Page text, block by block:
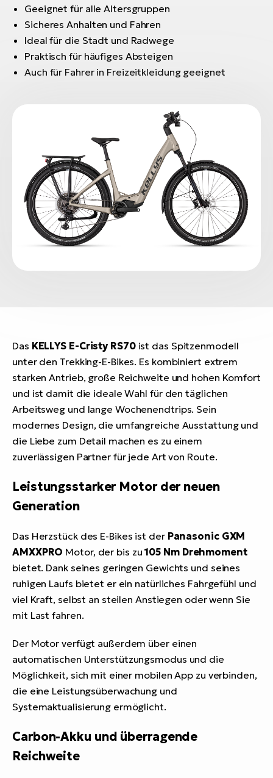
Geeignet für alle Altersgruppen
Sicheres Anhalten und Fahren
Ideal für die Stadt und Radwege
Praktisch für häufiges Absteigen
Auch für Fahrer in Freizeitkleidung geeignet
Das KELLYS E-Cristy RS70ist das Spitzenmodell
unter den Trekking-E-Bikes. Es kombiniert extrem
starken Antrieb, große Reichweite und hohen Komfort
und ist damit die ideale Wahl für den täglichen
Arbeitsweg und lange Wochenendtrips. Sein
modernes Design, die umfangreiche Ausstattung und
die Liebe zum Detail machen es zu einem
zuverlässigen Partner für jede Art von Route.
Leistungsstarker Motor der neuen
Generation
Das Herzstück des E-Bikes ist der Panasonic GXM
AMXXPRO Motor, der bis zu105 Nm Drehmoment
bietet. Dank seines geringen Gewichts und seines
ruhigen Laufs bietet er ein natürliches Fahrgefühl und
viel Kraft, selbst an steilen Anstiegen oder wenn Sie
mit Last fahren.
Der Motor verfügt außerdem über einen
automatischen Unterstützungsmodus und die
Möglichkeit, sich mit einer mobilen App zu verbinden,
die eine Leistungsüberwachung und
Systemaktualisierung ermöglicht.
Carbon-Akku und überragende
Reichweite